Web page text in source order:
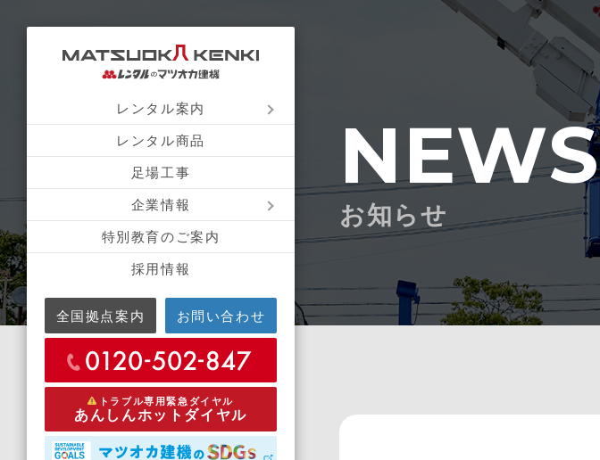
レンタル案内
レンタル商品
足場工事
企業情報
特別教育のご案内
採用情報
全国拠点案内 お問い合わせ
トラブル専用緊急ダイヤル
あんしんホットダイヤル
NEWS
お知らせ